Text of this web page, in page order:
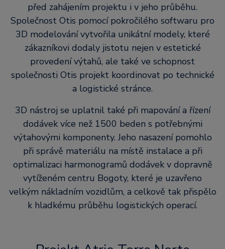
před zahájením projektu i v jeho průběhu.
Společnost Otis pomocí pokročilého softwaru pro
3D modelování vytvořila unikátní modely, které
zákazníkovi dodaly jistotu nejen v estetické
provedení výtahů, ale také ve schopnost
společnosti Otis projekt koordinovat po technické
a logistické stránce.
3D nástroj se uplatnil také při mapování a řízení
dodávek více než 1500 beden s potřebnými
výtahovými komponenty. Jeho nasazení pomohlo
při správě materiálu na místě instalace a při
optimalizaci harmonogramů dodávek v dopravně
vytíženém centru Bogoty, které je uzavřeno
velkým nákladním vozidlům, a celkově tak přispělo
k hladkému průběhu logistických operací.